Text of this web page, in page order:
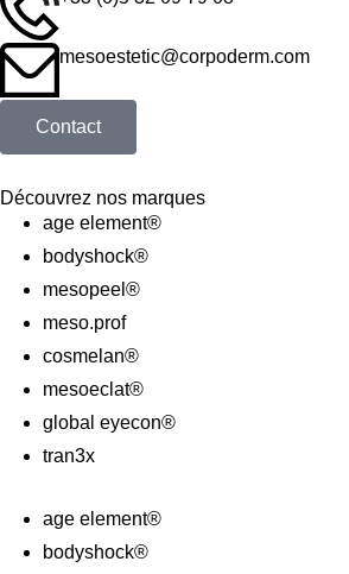
mesoestetic@corpoderm.com
Contact
Découvrez nos marques
age element®
bodyshock®
mesopeel®
meso.prof
cosmelan®
mesoeclat®
global eyecon®
tran3x
age element®
bodyshock®